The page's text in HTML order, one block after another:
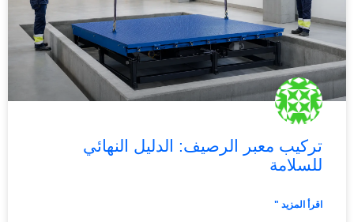
تركيب معبر الرصيف: الدليل النهائي
للسلامة
اقرأ المزيد "